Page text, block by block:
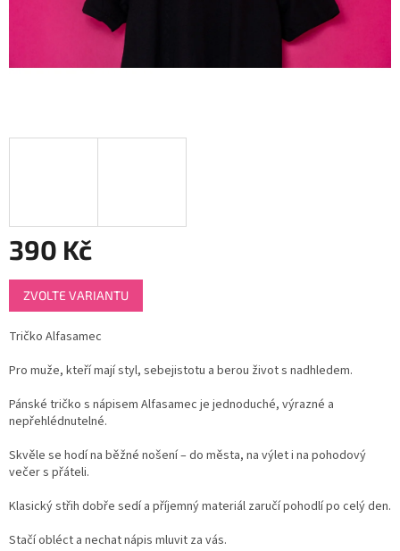
390 Kč
Měrná
cena:
ZVOLTE VARIANTU
Tričko Alfasamec
Pro muže, kteří mají styl, sebejistotu a berou život s nadhledem.
Pánské tričko s nápisem Alfasamec je jednoduché, výrazné a
nepřehlédnutelné.
Skvěle se hodí na běžné nošení – do města, na výlet i na pohodový
večer s přáteli.
Klasický střih dobře sedí a příjemný materiál zaručí pohodlí po celý den.
Stačí obléct a nechat nápis mluvit za vás.